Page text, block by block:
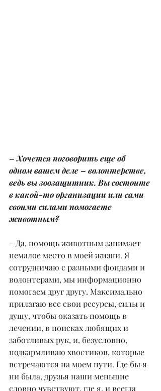
– Хочется поговорить еще об
одном вашем деле – волонтерстве,
ведь вы зоозащитник. Вы состоите
в какой-то организации или сами
своими силами помогаете
животным?
– Да, помощь животным занимает
немалое место в моей жизни. Я
сотрудничаю с разными фондами и
волонтерами, мы информационно
помогаем друг другу. Максимально
прилагаю все свои ресурсы, силы и
душу, чтобы оказать помощь в
лечении, в поисках любящих и
заботливых рук, и, безусловно,
подкармливаю хвостиков, которые
встречаются на моем пути. Где бы я
ни была, друзья наши меньшие
словно чувствуют, где я, и всегда